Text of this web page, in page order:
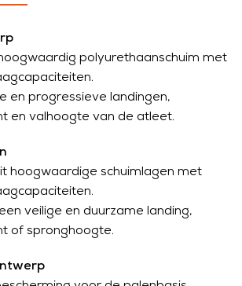
polyurethaanschuim met
en progressieve landingen,
en valhoogte van de atleet.
hoogwaardige schuimlagen met
veilige en duurzame landing,
of spronghoogte.